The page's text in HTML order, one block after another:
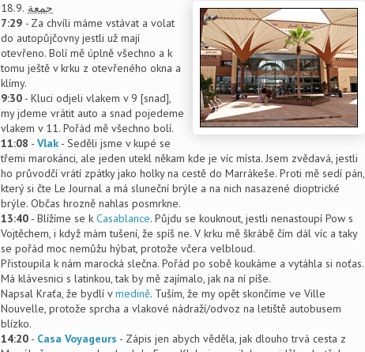
18.9. جمعة
7:29 - Za chvíli máme vstávat a volat
do autopůjčovny jestli už mají
otevřeno. Bolí mě úplně všechno a k
tomu ještě v krku z otevřeného okna a
klímy.
9:30 - Kluci odjeli vlakem v 9 [snad],
my jdeme vrátit auto a snad pojedeme
vlakem v 11. Pořád mě všechno bolí.
11:08 - Vlak - Seděli jsme v kupé se
třemi marokánci, ale jeden utekl někam kde je víc místa. Jsem zvědavá, jestli
ho průvodčí vrátí zpátky jako holky na cestě do Marrákeše. Proti mě sedí pán,
který si čte Le Journal a má sluneční brýle a na nich nasazené dioptrické
brýle. Občas hrozně nahlas posmrkne.
13:40 - Blížíme se k Casablance. Půjdu se kouknout, jestli nenastoupí Pow s
Vojtěchem, i když mám tušení, že spíš ne. V krku mě škrábě čím dál víc a taky
se pořád moc nemůžu hýbat, protože včera velbloud.
Přistoupila k nám marocká slečna. Pořád po sobě koukáme a vytáhla si noťas.
Má klávesnici s latinkou, tak by mě zajímalo, jak na ní píše.
Napsal Kraťa, že bydlí vmedině. Tuším, že my opět skončíme ve Ville
Nouvelle, protože sprcha a vlakové nádraží/odvoz na letiště autobusem
blízko.
14:20 - Casa Voyageurs - Zápis jen abych věděla, jak dlouho trvá cesta z